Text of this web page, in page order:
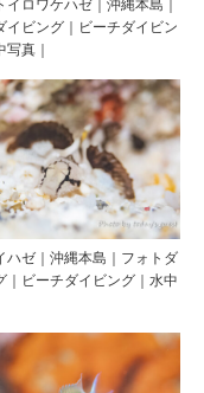
イロワケハゼ｜沖縄本島｜
イビング｜ビーチダイビン
真｜
ハゼ｜沖縄本島｜フォトダ
｜ビーチダイビング｜水中